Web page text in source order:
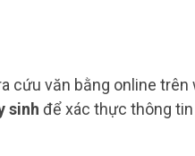
cứu văn bằng online
sinh để xác thực thông